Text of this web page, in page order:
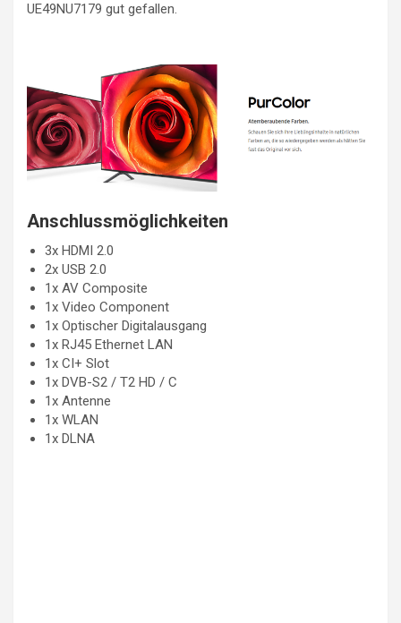
UE49NU7179 gut gefallen.
Anschlussmöglichkeiten
3x HDMI 2.0
2x USB 2.0
1x AV Composite
1x Video Component
1x Optischer Digitalausgang
1x RJ45 Ethernet LAN
1x CI+ Slot
1x DVB-S2 / T2 HD / C
1x Antenne
1x WLAN
1x DLNA